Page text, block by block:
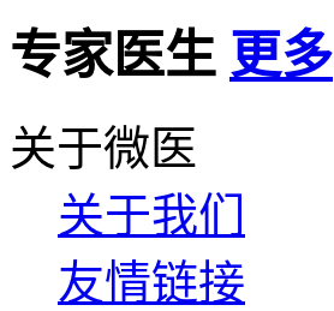
专家医生 更多
关于微医
关于我们
友情链接